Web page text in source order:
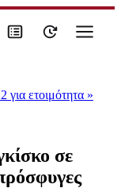
για ετοιμότητα »
σε